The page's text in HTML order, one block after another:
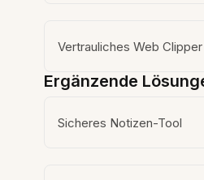
Vertrauliches Web
Ergänzende
Sicheres Notizen-Tool